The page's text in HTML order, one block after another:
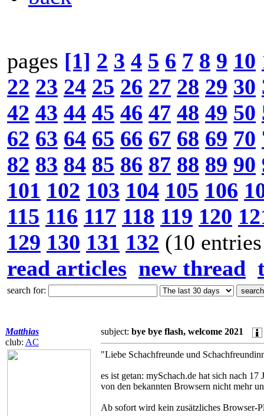
pages [1] 2 3 4 5 6 7 8 9 10
22 23 24 25 26 27 28 29 30
42 43 44 45 46 47 48 49 50
62 63 64 65 66 67 68 69 70
82 83 84 85 86 87 88 89 90
101 102 103 104 105 106
115 116 117 118 119 120
129 130 131 132 (10
read articles new thread
search for:
Matthias
club: AC
subject: bye bye flash, welcome 2021
"Liebe Schachfreunde und
es ist getan: mySchach.de hat sich nach
von den bekannten Browsern nicht mehr
Ab sofort wird kein zusätzliches Browser-